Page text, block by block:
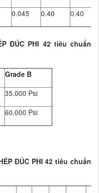
0.045 0.40 0.40
ĐÚC PHI 42 tiêu chuẩn
Grade B
35.000 Psi
60.000 Psi
ĐÚC PHI 42 tiêu chuẩn